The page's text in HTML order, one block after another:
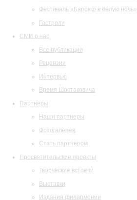
Фестиваль «Барокко в белую ночь»
Гастроли
СМИ о нас
Все публикации
Рецензии
Интервью
Время Шостаковича
Партнеры
Наши партнеры
Фотогалерея
Стать партнером
Просветительские проекты
Творческие встречи
Выставки
Издания филармонии